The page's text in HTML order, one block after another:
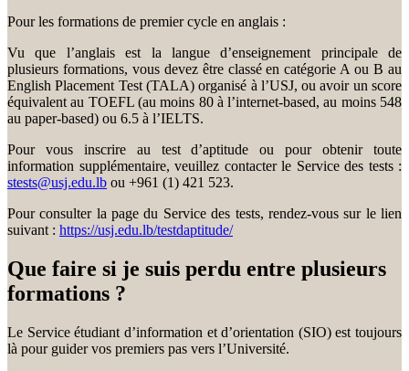
Pour les formations de premier cycle en anglais :
Vu que l’anglais est la langue d’enseignement principale de
plusieurs formations, vous devez être classé en catégorie A ou B au
English Placement Test (TALA) organisé à l’USJ, ou avoir un score
équivalent au TOEFL (au moins 80 à l’internet-based, au moins 548
au paper-based) ou 6.5 à l’IELTS.
Pour vous inscrire au test d’aptitude ou pour obtenir toute
information supplémentaire, veuillez contacter le Service des tests :
stests@usj.edu.lb ou +961 (1) 421 523.
Pour consulter la page du Service des tests, rendez-vous sur le lien
suivant : https://usj.edu.lb/testdaptitude/
Que faire si je suis perdu entre plusieurs
formations ?
Le Service étudiant d’information et d’orientation (SIO) est toujours
là pour guider vos premiers pas vers l’Université.